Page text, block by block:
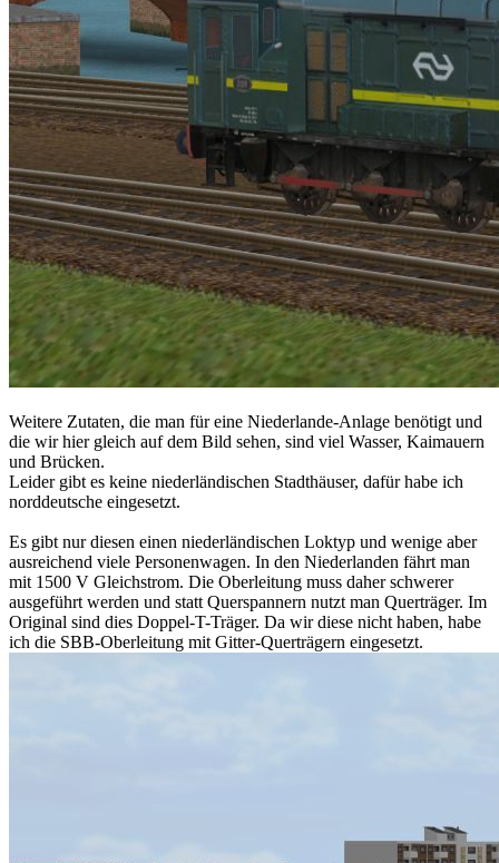
Weitere Zutaten, die man für eine Niederlande-Anlage benötigt und
die wir hier gleich auf dem Bild sehen, sind viel Wasser, Kaimauern
und Brücken.
Leider gibt es keine niederländischen Stadthäuser, dafür habe ich
norddeutsche eingesetzt.
Es gibt nur diesen einen niederländischen Loktyp und wenige aber
ausreichend viele Personenwagen. In den Niederlanden fährt man
mit 1500 V Gleichstrom. Die Oberleitung muss daher schwerer
ausgeführt werden und statt Querspannern nutzt man Querträger. Im
Original sind dies Doppel-T-Träger. Da wir diese nicht haben, habe
ich die SBB-Oberleitung mit Gitter-Querträgern eingesetzt.